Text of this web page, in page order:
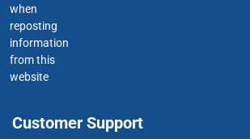
when
reposting
information
from this
website
Customer Support